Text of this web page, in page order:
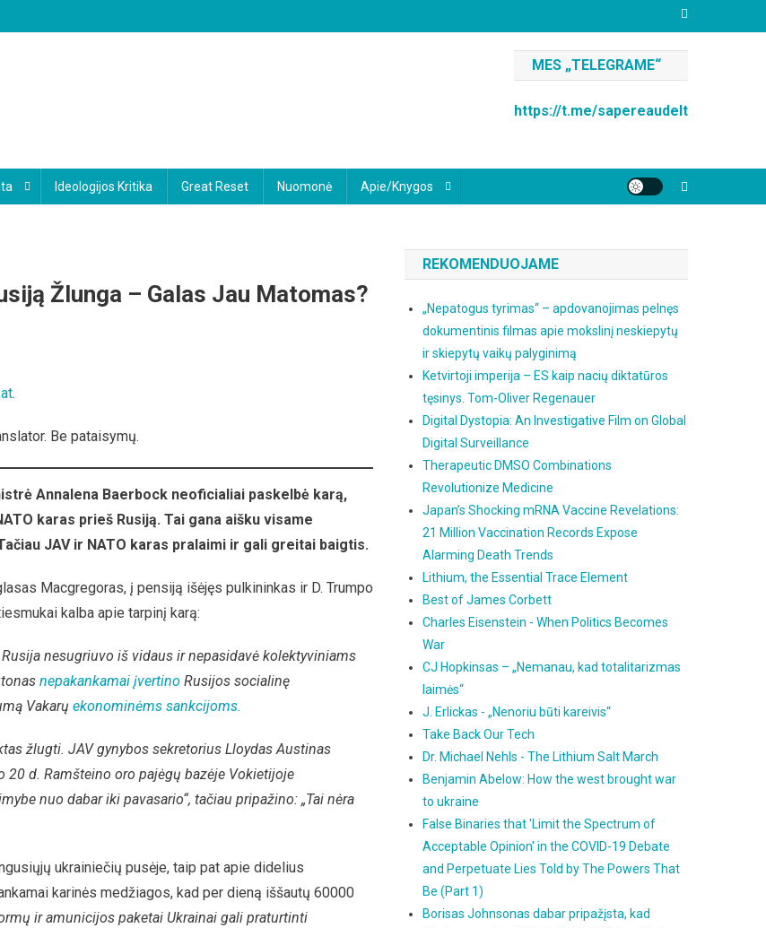
MES „TELEGRAME“
https://t.me/sapereaudelt
Ideologijos Kritika Great Reset Nuomonė Apie/knygos
Žlunga – Galas Jau Matomas?
.
Be pataisymų.
Annalena Baerbock neoficialiai paskelbė karą,
karas prieš Rusiją. Tai gana aišku visame
JAV ir NATO karas pralaimi ir gali greitai baigtis.
Macgregoras, į pensiją išėjęs pulkininkas ir D. Trumpo
kalba apie tarpinį karą:
nesugriuvo iš vidaus ir nepasidavė kolektyviniams
nepakankamai įvertino Rusijos socialinę
Vakarų ekonominėms sankcijoms.
žlugti. JAV gynybos sekretorius Lloydas Austinas
20 d. Ramšteino oro pajėgų bazėje Vokietijoje
nuo dabar iki pavasario“, tačiau pripažino: „Tai nėra
ukrainiečių pusėje, taip pat apie didelius
karinės medžiagos, kad per dieną iššautų 60000
ir amunicijos paketai Ukrainai gali praturtinti
REKOMENDUOJAME
„Nepatogus tyrimas“ – apdovanojimas pelnęs
dokumentinis filmas apie mokslinį neskiepytų
ir skiepytų vaikų palyginimą
Ketvirtoji imperija – ES kaip nacių diktatūros
tęsinys. Tom-Oliver Regenauer
Digital Dystopia: An Investigative Film on Global
Digital Surveillance
Therapeutic DMSO Combinations
Revolutionize Medicine
Japan’s Shocking mRNA Vaccine Revelations:
21 Million Vaccination Records Expose
Alarming Death Trends
Lithium, the Essential Trace Element
Best of James Corbett
Charles Eisenstein - When Politics Becomes
War
CJ Hopkinsas – „Nemanau, kad totalitarizmas
laimės“
J. Erlickas - „Nenoriu būti kareivis“
Take Back Our Tech
Dr. Michael Nehls - The Lithium Salt March
Benjamin Abelow: How the west brought war
to ukraine
False Binaries that 'Limit the Spectrum of
Acceptable Opinion' in the COVID-19 Debate
and Perpetuate Lies Told by The Powers That
Be (Part 1)
Borisas Johnsonas dabar pripažįsta, kad